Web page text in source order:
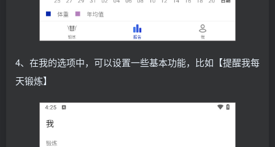
4、在我的选项中，可以设置一些基本功能，比如【提醒我每
天锻炼】